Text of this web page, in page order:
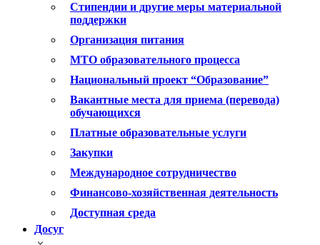
Стипендии и другие меры материальной
поддержки
Организация питания
МТО образовательного процесса
Национальный проект “Образование”
Вакантные места для приема (перевода)
обучающихся
Платные образовательные услуги
Закупки
Международное сотрудничество
Финансово-хозяйственная деятельность
Доступная среда
Досуг